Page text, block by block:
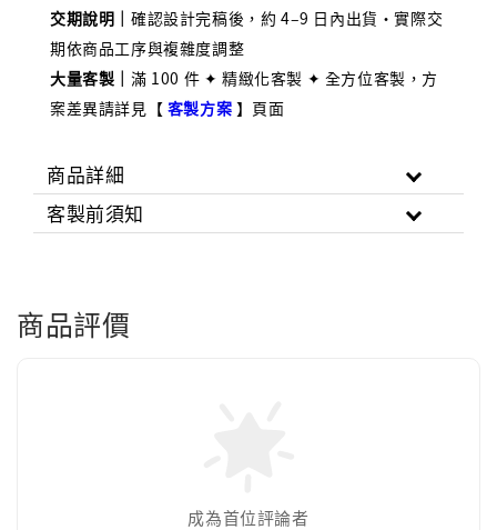
交期說明 ｜確認設計完稿後，約 4–9 日內出貨・實際交
期依商品工序與複雜度調整
大量客製｜ 滿 100 件 ✦ 精緻化客製 ✦ 全方位客製 ， 方
案差異請詳見【 客製方案 】頁面
商品詳細
客製前須知
商品評價
成為首位評論者